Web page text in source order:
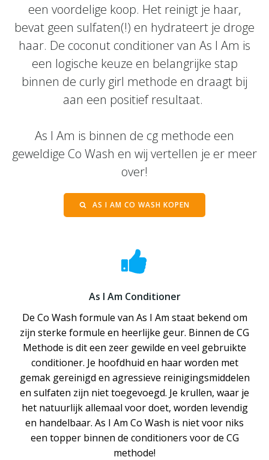
een voordelige koop. Het reinigt je haar,
bevat geen sulfaten(!) en hydrateert je droge
haar. De coconut conditioner van As I Am is
een logische keuze en belangrijke stap
binnen de curly girl methode en draagt bij
aan een positief resultaat.
As I Am is binnen de cg methode een
geweldige Co Wash en wij vertellen je er meer
over!
AS I AM CO WASH KOPEN
As I Am Conditioner
De Co Wash formule van As I Am staat bekend om
zijn sterke formule en heerlijke geur. Binnen de CG
Methode is dit een zeer gewilde en veel gebruikte
conditioner. Je hoofdhuid en haar worden met
gemak gereinigd en agressieve reinigingsmiddelen
en sulfaten zijn niet toegevoegd. Je krullen, waar je
het natuurlijk allemaal voor doet, worden levendig
en handelbaar. As I Am Co Wash is niet voor niks
een topper binnen de conditioners voor de CG
methode!